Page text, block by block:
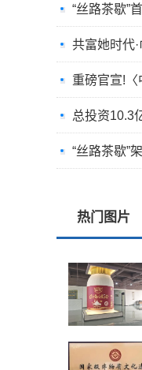
重磅官宣!〈
张雪峰事件
热门图片